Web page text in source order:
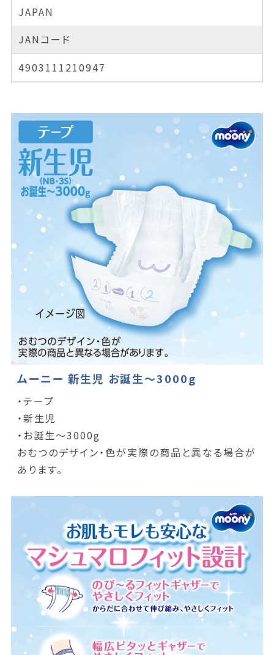
JAPAN
JANコード
4903111210947
ムーニー 新生児 お誕生～3000g
・テープ
・新生児
・お誕生～3000g
おむつのデザイン・色が実際の商品と異なる場合が
あります。